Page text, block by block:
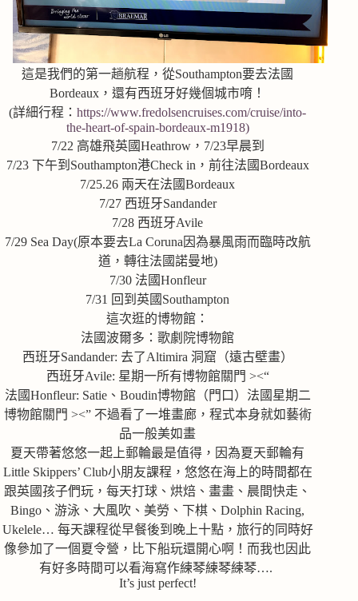
這是我們的第一趟航程，從Southampton要去法國
Bordeaux，還有西班牙好幾個城市唷！
(詳細行程：https://www.fredolsencruises.com/cruise/into-
the-heart-of-spain-bordeaux-m1918)
7/22 高雄飛英國Heathrow，7/23早晨到
7/23 下午到Southampton港Check in，前往法國Bordeaux
7/25.26 兩天在法國Bordeaux
7/27 西班牙Sandander
7/28 西班牙Avile
7/29 Sea Day(原本要去La Coruna因為暴風雨而臨時改航
道，轉往法國諾曼地)
7/30 法國Honfleur
7/31 回到英國Southampton
這次逛的博物館：
法國波爾多：歌劇院博物館
西班牙Sandander: 去了Altimira 洞窟（遠古壁畫）
西班牙Avile: 星期一所有博物館關門 ><“
法國Honfleur: Satie、Boudin博物館（門口）法國星期二
博物館關門 ><” 不過看了一堆畫廊，程式本身就如藝術
品一般美如畫
夏天帶著悠悠一起上郵輪最是值得，因為夏天郵輪有
Little Skippers’ Club小朋友課程，悠悠在海上的時間都在
跟英國孩子們玩，每天打球、烘焙、畫畫、晨間快走、
Bingo、游泳、大風吹、美勞、下棋、Dolphin Racing,
Ukelele… 每天課程從早餐後到晚上十點，旅行的同時好
像參加了一個夏令營，比下船玩還開心啊！而我也因此
有好多時間可以看海寫作練琴練琴練琴….
It’s just perfect!